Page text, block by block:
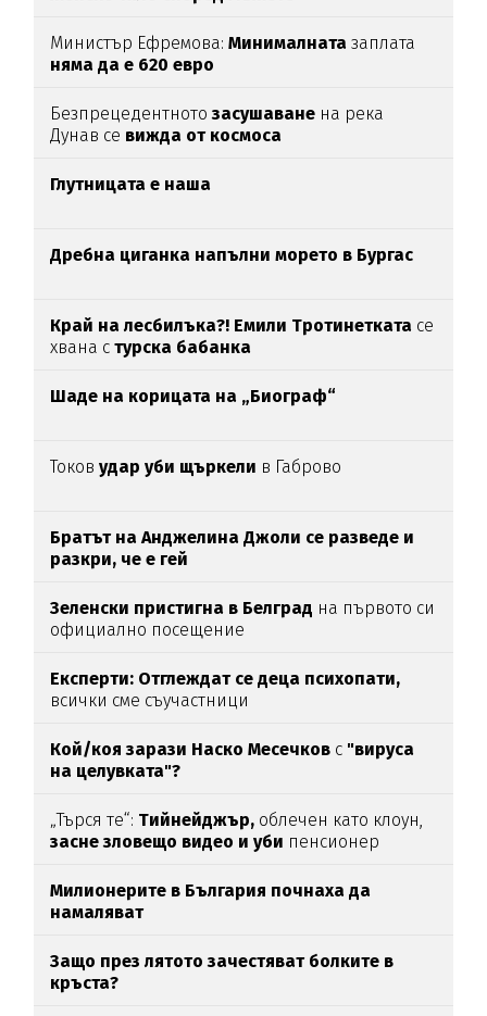
Министър Ефремова:Минималната заплата
няма да е 620 евро
Безпрецедентнотозасушаване на река
Дунав се вижда от космоса
Глутницата е наша
Дребна циганка напълни морето в Бургас
Край на лесбилъка?! Емили Тротинетката се
хвана с турска бабанка
Шаде на корицата на „Биограф“
Токовудар уби щъркели в Габрово
Братът на Анджелина Джоли се разведе и
разкри, че е гей
Зеленски пристигна в Белград на първото си
официално посещение
Експерти: Отглеждат се деца психопати,
всички сме съучастници
Кой/коя зарази Наско Месечков с "вируса
на целувката"?
„Търся те“: Тийнейджър, облечен като клоун,
засне зловещо видео и уби пенсионер
Милионерите в България почнаха да
намаляват
Защо през лятото зачестяват болките в
кръста?